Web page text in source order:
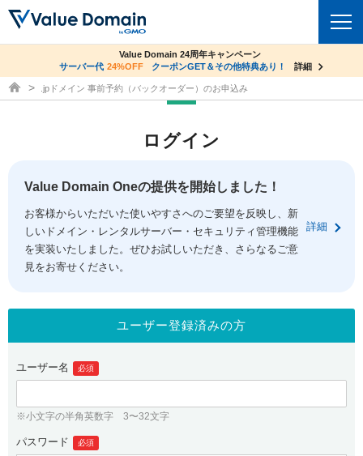
ドメイントップ
ドメイン移管
ドメイン価格一覧
ドメイン一括検索
.jpドメインオークション
gTLDオークション NEW!
.jpドメインバックオーダー
プレミアムドメイン
人気ドメインの種類
コアサーバー
バリューサーバー
XREA
セキュリティトップ
Value Domain ネットde診断
SSL証明書
サービストップ
お得意様割引
紹介制度
バリュードメインAPI
ドメイン・ホスティングOEM
facebook
ログイン
従来のバリュードメインをご利用希望の方
ユーザー登録
co.jpドメイン✕コアサーバーV2ビジネス応援キャンペーン
サーバー料金1年間無料
詳細
Value Domain 24周年キャンペーン
サーバー代 24%OFF クーポンGET＆その他特典あり！ 詳細
ドメイン取得ならバリュードメイン
.jpドメイン 事前予約（バックオーダー）のお申込み
ログイン
Value Domain Oneの提供を開始しました！
お客様からいただいた使いやすさへのご要望を反映し、新
しいドメイン・レンタルサーバー・セキュリティ管理機能
を実装いたしました。ぜひお試しいただき、さらなるご意
見をお寄せください。
詳細
ユーザー登録済みの方
ユーザー名 必須
※小文字の半角英数字 3〜32文字
パスワード 必須